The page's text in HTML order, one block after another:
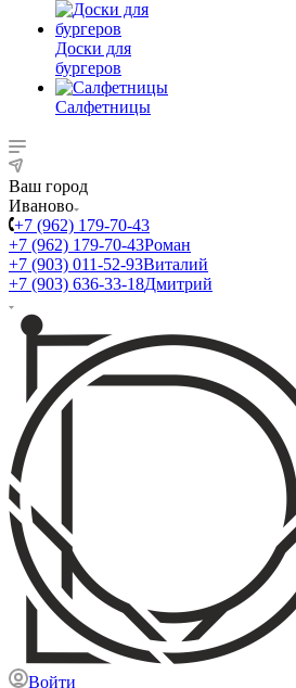
Доски для
бургеров
Салфетницы
Ваш город
Иваново
+7 (962) 179-70-43
+7 (962) 179-70-43Роман
+7 (903) 011-52-93Виталий
+7 (903) 636-33-18Дмитрий
Войти